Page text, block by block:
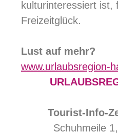
kulturinteressiert ist,
Freizeitglück.
Lust auf mehr?
www.urlaubsregion-
Tourist-Info-
Schuhmeile